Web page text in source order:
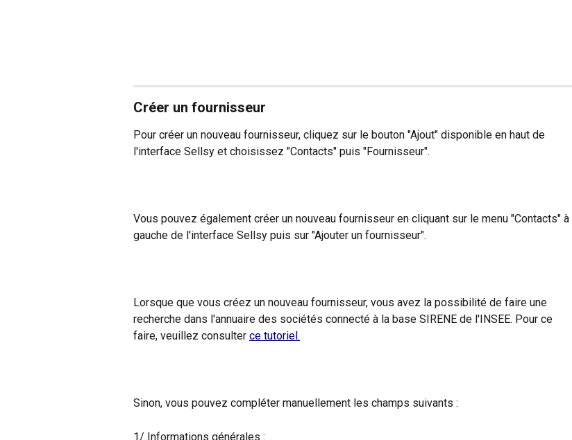
Créer un fournisseur
Pour créer un nouveau fournisseur, cliquez sur le bouton "Ajout" disponible en haut de
l'interface Sellsy et choisissez "Contacts" puis "Fournisseur".
Vous pouvez également créer un nouveau fournisseur en cliquant sur le menu "Contacts" à
gauche de l'interface Sellsy puis sur "Ajouter un fournisseur".
Lorsque que vous créez un nouveau fournisseur, vous avez la possibilité de faire une
recherche dans l'annuaire des sociétés connecté à la base SIRENE de l'INSEE. Pour ce
faire, veuillez consulter ce tutoriel.
Sinon, vous pouvez compléter manuellement les champs suivants :
1/ Informations générales :